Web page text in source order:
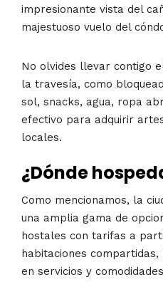
impresionante vista del
majestuoso vuelo del
No olvides llevar contigo
la travesía, como
sol, snacks, agua, ropa
efectivo para adquirir
locales.
¿Dónde
Como mencionamos, la
una amplia gama de
hostales con tarifas a
habitaciones
en servicios y